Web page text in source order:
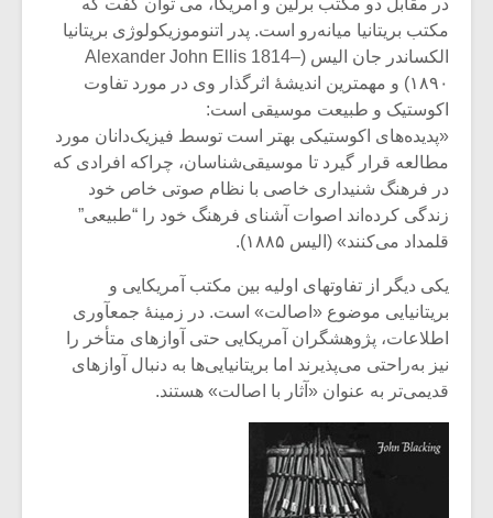
در مقابل دو مکتب برلین و آمریکا، می توان گفت که
مکتب بریتانیا میانه‌رو است. پدر اتنوموزیکولوژی بریتانیا
الکساندر جان الیس (Alexander John Ellis 1814–
۱۸۹۰) و مهمترین اندیشۀ اثرگذار وی در مورد تفاوت
اکوستیک و طبیعت موسیقی است:
«پدیده‌های اکوستیکی بهتر است توسط فیزیک‌دانان مورد
مطالعه قرار گیرد تا موسیقی‌شناسان، چراکه افرادی که
در فرهنگ شنیداری خاصی با نظام صوتی خاص خود
زندگی کرده‌اند اصوات آشنای فرهنگ خود را “طبیعی”
قلمداد می‌کنند» (الیس ۱۸۸۵).
یکی دیگر از تفاوتهای اولیه بین مکتب آمریکایی و
بریتانیایی موضوع «اصالت» است. در زمینۀ جمعآوری
اطلاعات، پژوهشگران آمریکایی حتی آوازهای متأخر را
نیز به‌راحتی می‌پذیرند اما بریتانیایی‌ها به دنبال آوازهای
قدیمی‌تر به عنوان «آثار با اصالت» هستند.